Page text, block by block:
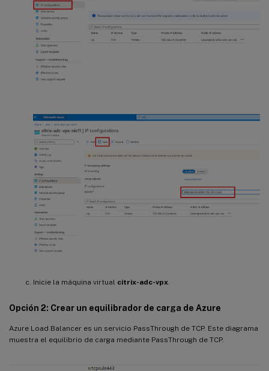
Inicie la máquina virtual citrix-adc-vpx.
Opción 2: Crear un equilibrador de carga de Azure
Azure Load Balancer es un servicio PassThrough de TCP. Este diagrama
muestra el equilibrio de carga mediante PassThrough de TCP.